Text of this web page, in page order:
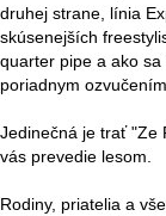
druhej strane, línia
skúsenejších
quarter pipe a ako
poriadnym ozvučením.
Jedinečná je trať "Ze
vás prevedie lesom.
Rodiny, priatelia a